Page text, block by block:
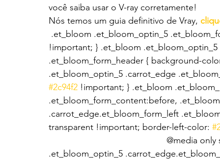
você saiba usar o V-ray corretamente!
Nós temos um guia definitivo de Vray,
.et_bloom .et_bloom_optin_5
!important; } .et_bloom
.et_bloom_form_header { background-
.et_bloom_optin_5 .carrot_edge
#2c94f2 !important; } .et_bloom
.et_bloom_form_content:before,
.carrot_edge.et_bloom_form_left
transparent !important; border-left-color:
.et_bloom_optin_5